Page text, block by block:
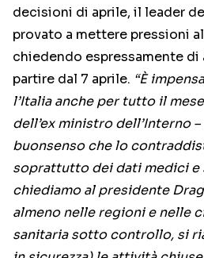
decisioni di aprile, il leader
provato a mettere pressioni
chiedendo espressamente di
partire dal 7 aprile. “È
l’Italia anche per tutto il
dell’ex ministro dell’Interno
buonsenso che lo
soprattutto dei dati medici e
chiediamo al presidente
almeno nelle regioni e nelle
sanitaria sotto controllo, si